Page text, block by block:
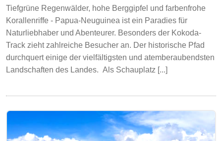
Tiefgrüne Regenwälder, hohe Berggipfel und farbenfrohe
Korallenriffe - Papua-Neuguinea ist ein Paradies für
Naturliebhaber und Abenteurer. Besonders der Kokoda-
Track zieht zahlreiche Besucher an. Der historische Pfad
durchquert einige der vielfältigsten und atemberaubendsten
Landschaften des Landes. Als Schauplatz [...]